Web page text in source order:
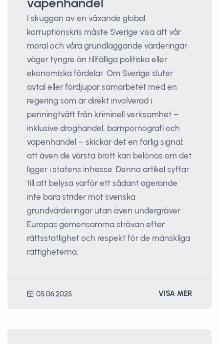
vapenhandel
I skuggan av en växande global
korruptionskris måste Sverige visa att vår
moral och våra grundläggande värderingar
väger tyngre än tillfälliga politiska eller
ekonomiska fördelar. Om Sverige sluter
avtal eller fördjupar samarbetet med en
regering som är direkt involverad i
penningtvätt från kriminell verksamhet –
inklusive droghandel, barnpornografi och
vapenhandel – skickar det en farlig signal:
att även de värsta brott kan belönas om det
ligger i statens intresse. Denna artikel syftar
till att belysa varför ett sådant agerande
inte bara strider mot svenska
grundvärderingar utan även undergräver
Europas gemensamma strävan efter
rättsstatlighet och respekt för de mänskliga
rättigheterna.
05.06.2025 VISA MER